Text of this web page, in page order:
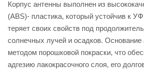
Корпус антенны выполнен из
(ABS)- пластика, который устойчив к
теряет своих свойств под
солнечных лучей и осадков.
методом порошковой покраски, что
адгезию лакокрасочного слоя, его